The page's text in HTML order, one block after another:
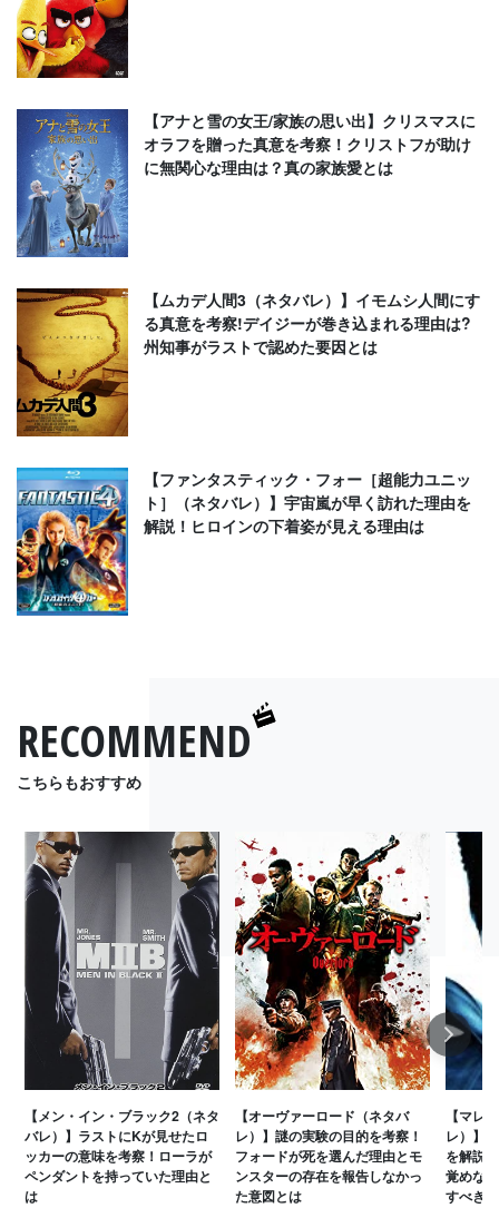
【アナと雪の女王/家族の思い出】クリスマスに
オラフを贈った真意を考察！クリストフが助け
に無関心な理由は？真の家族愛とは
【ムカデ人間3（ネタバレ）】イモムシ人間にす
る真意を考察!デイジーが巻き込まれる理由は?
州知事がラストで認めた要因とは
【ファンタスティック・フォー［超能力ユニッ
ト］（ネタバレ）】宇宙嵐が早く訪れた理由を
解説！ヒロインの下着姿が見える理由は
RECOMMEND
こちらもおすすめ
【メン・イン・ブラック2（ネタ
バレ）】ラストにKが見せたロ
ッカーの意味を考察！ローラが
ペンダントを持っていた理由と
は
【オーヴァーロード（ネタバ
レ）】謎の実験の目的を考察！
フォードが死を選んだ理由とモ
ンスターの存在を報告しなかっ
た意図とは
【マレ
レ）】
を解説
覚めな
すべき
Next